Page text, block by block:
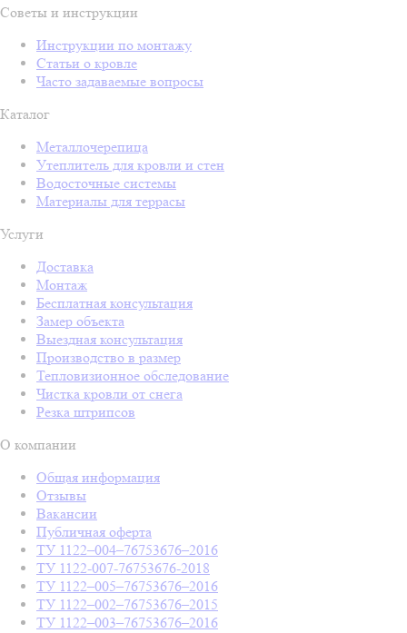
Советы и инструкции
Инструкции по монтажу
Статьи о кровле
Часто задаваемые вопросы
Каталог
Металлочерепица
Утеплитель для кровли и стен
Водосточные системы
Материалы для террасы
Услуги
Доставка
Монтаж
Бесплатная консультация
Замер объекта
Выездная консультация
Производство в размер
Тепловизионное обследование
Чистка кровли от снега
Резка штрипсов
О компании
Общая информация
Отзывы
Вакансии
Публичная оферта
ТУ 1122–004–76753676–2016
ТУ 1122-007-76753676-2018
ТУ 1122–005–76753676–2016
ТУ 1122–002–76753676–2015
ТУ 1122–003–76753676–2016